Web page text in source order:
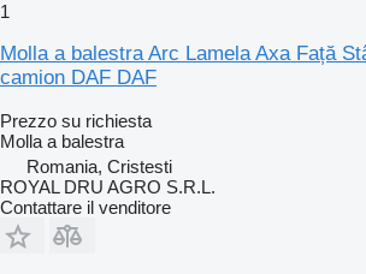
1
Molla a balestra Arc Lamela Axa Față
camion DAF DAF
Prezzo su richiesta
Molla a balestra
Romania, Cristesti
ROYAL DRU AGRO S.R.L.
Contattare il venditore